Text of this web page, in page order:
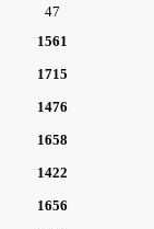
47
1561
1715
1476
1658
1422
1656